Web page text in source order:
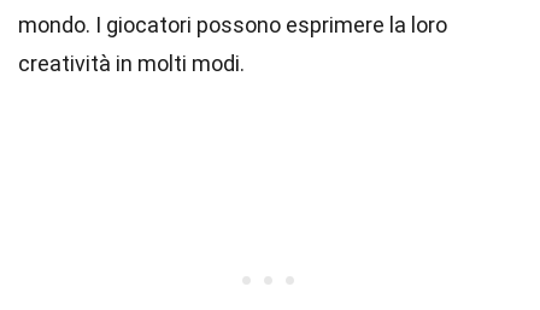
mondo. I giocatori possono esprimere la loro
creatività in molti modi.